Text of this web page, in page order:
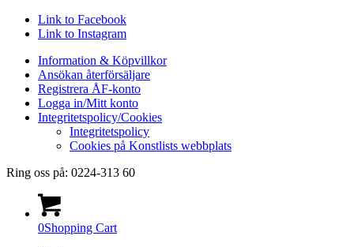
Link to Facebook
Link to Instagram
Information & Köpvillkor
Ansökan återförsäljare
Registrera ÅF-konto
Logga in/Mitt konto
Integritetspolicy/Cookies
Integritetspolicy
Cookies på Konstlists webbplats
Ring oss på: 0224-313 60
0Shopping Cart